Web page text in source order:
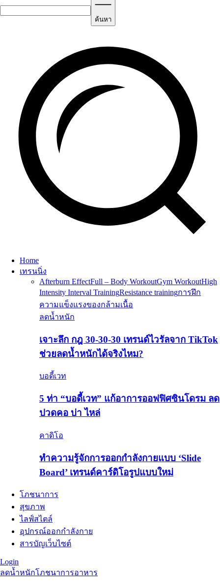
ค้นหา
Home
เทรนนิ่ง
Afterburn EffectFull – Body WorkoutGym WorkoutHigh
Intensity Interval TrainingResistance trainingการฝึก
ความแข็งแรงของกล้ามเนื้อ
ลดน้ำหนัก
เจาะลึก กฎ 30-30-30 เทรนด์ไวรัลจาก TikTok
ช่วยลดน้ำหนักได้จริงไหม?
บอดี้เวท
5 ท่า “บอดี้เวท” แก้อาการออฟฟิศซินโดรม ลด
ปวดคอ บ่า ไหล่
คาดิโอ
ทำความรู้จักการออกกำลังกายแบบ ‘Slide
Board’ เทรนด์คาร์ดิโอรูปแบบใหม่
โภชนาการ
สุขภาพ
ไลฟ์สไตล์
อุปกรณ์ออกกำลังกาย
สารบัญเว็บไซต์
Login
ลดน้ำหนักโภชนาการอาหาร